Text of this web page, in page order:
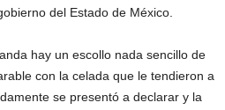
del Estado de México.
hay un escollo nada sencillo de
con la celada que le tendieron a
se presentó a declarar y la